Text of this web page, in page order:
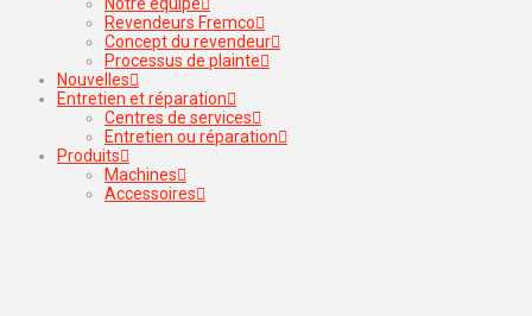
Revendeurs Fremco
Concept du revendeur
Processus de plainte
Nouvelles
Entretien et réparation
Centres de services
Entretien ou réparation
Produits
Machines
Accessoires